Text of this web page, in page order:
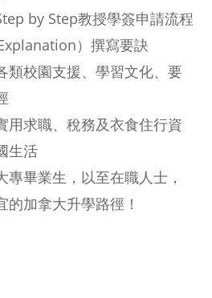
by Step教授學簽申請流程
）撰寫要訣
類校園支援、學習文化、要
用求職、稅務及衣食住行資
生活
畢業生，以至在職人士，
加拿大升學路徑！